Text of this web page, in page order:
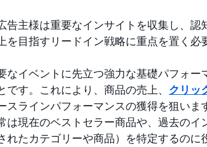
告主様は重要なインサイトを収集し、
を目指すリードイン戦略に重点を置く必
なイベントに先立つ強力な基礎パフォー
です。これにより、商品の売上、 クリッ
スラインパフォーマンスの獲得を狙いま
は現在のベストセラー商品や、過去の
れたカテゴリーや商品）を特定するのに